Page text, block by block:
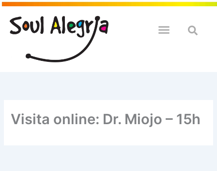
Ir
para
Visita online: Dr. Miojo – 15h